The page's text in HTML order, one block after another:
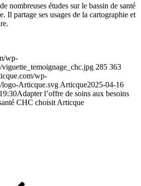
nombreuses études sur le bassin de santé
Il partage ses usages de la cartographie et
wp-
285 363
wp-
logo-Articque.svg Articque2025-04-16
Adapter l’offre de soins aux besoins
CHC choisit Articque